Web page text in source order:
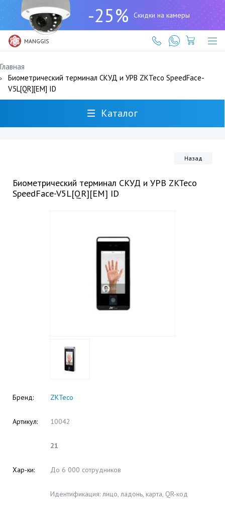
-25% Скидки на камеры
MANGGIS
(727)
317-
61-
61
Главная
Биометрический терминал СКУД и УРВ ZKTeco SpeedFace-
V5L[QR][EM] ID
Каталог
Назад
Биометрический терминал СКУД и УРВ ZKTeco
SpeedFace-V5L[QR][EM] ID
Бренд: ZKTeco
Артикул: 10042
21
Хар-ки: До 6 000 сотрудников
Идентификация: лицо, ладонь, карта, QR-код